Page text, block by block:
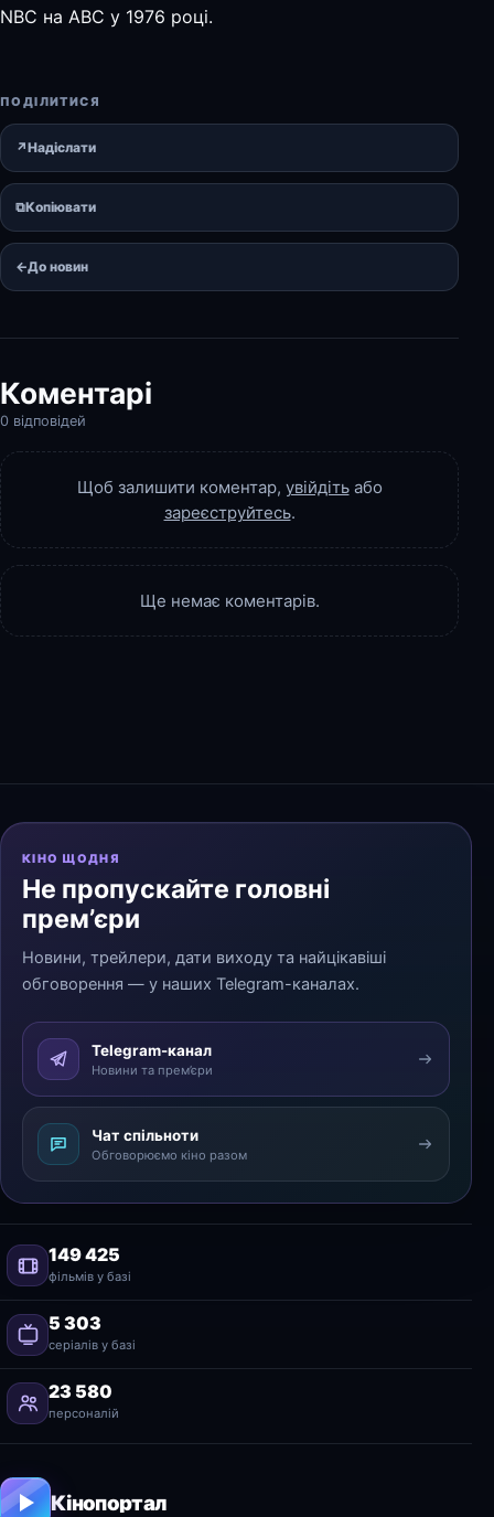
NBC на ABC у 1976 році.
ПОДІЛИТИСЯ
↗Надіслати
⧉Копіювати
←До новин
Коментарі
0 відповідей
Щоб залишити коментар, увійдітьабо
зареєструйтесь.
Ще немає коментарів.
КІНО ЩОДНЯ
Не пропускайте головні
прем’єри
Новини, трейлери, дати виходу та найцікавіші
обговорення — у наших Telegram-каналах.
Telegram-канал
Новини та прем’єри
Чат спільноти
Обговорюємо кіно разом
149 425
фільмів у базі
5 303
серіалів у базі
23 580
персоналій
Кінопортал